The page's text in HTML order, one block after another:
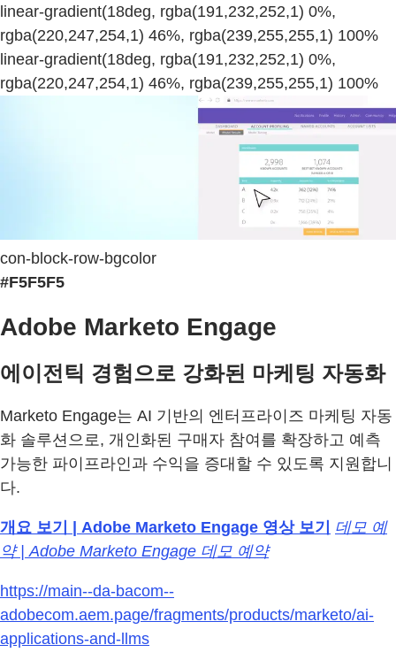
linear-gradient(18deg, rgba(191,232,252,1) 0%,
rgba(220,247,254,1) 46%, rgba(239,255,255,1) 100%
linear-gradient(18deg, rgba(191,232,252,1) 0%,
rgba(220,247,254,1) 46%, rgba(239,255,255,1) 100%
con-block-row-bgcolor
#F5F5F5
Adobe Marketo Engage
에이전틱 경험으로 강화된 마케팅 자동화
Marketo Engage는 AI 기반의 엔터프라이즈 마케팅 자동
화 솔루션으로, 개인화된 구매자 참여를 확장하고 예측
가능한 파이프라인과 수익을 증대할 수 있도록 지원합니
다.
개요 보기 | Adobe Marketo Engage 영상 보기
데모 예
약 | Adobe Marketo Engage 데모 예약
https://main--da-bacom--
adobecom.aem.page/fragments/products/marketo/ai-
applications-and-llms